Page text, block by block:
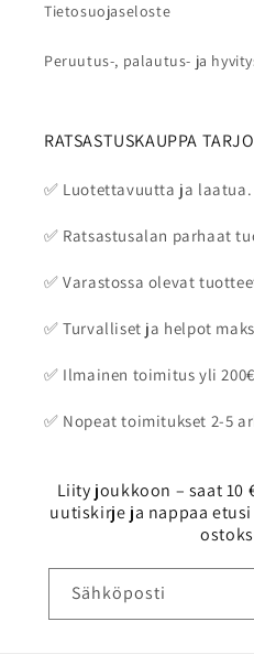
Tietosuojaseloste
Peruutus-, palautus- ja
RATSASTUSKAUPPA
✅ Luotettavuutta ja laatua.
✅ Ratsastusalan parhaat
✅ Varastossa olevat
✅ Turvalliset ja helpot
✅ Ilmainen toimitus yli
✅ Nopeat toimitukset 2-5
Liity joukkoon – saat 10
uutiskirje ja nappaa
Sähköposti